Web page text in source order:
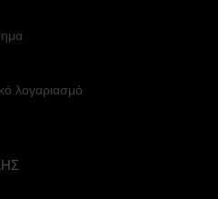
λογαριασμό